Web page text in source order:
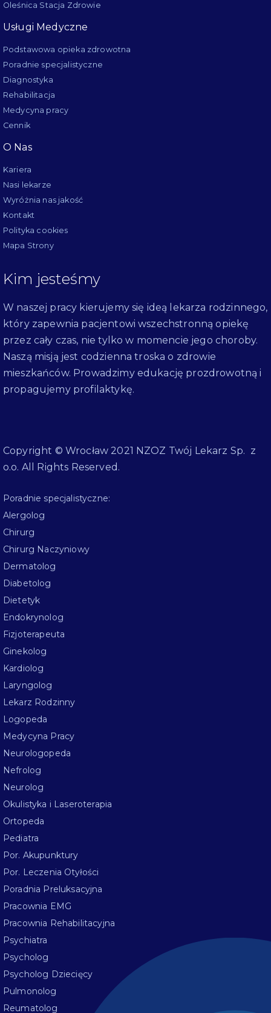
Oleśnica Stacja Zdrowie
Usługi Medyczne
Podstawowa opieka zdrowotna
Poradnie specjalistyczne
Diagnostyka
Rehabilitacja
Medycyna pracy
Cennik
O Nas
Kariera
Nasi lekarze
Wyróżnia nas jakość
Kontakt
Polityka cookies
Mapa Strony
Kim jesteśmy
W naszej pracy kierujemy się ideą lekarza rodzinnego,
który zapewnia pacjentowi wszechstronną opiekę
przez cały czas, nie tylko w momencie jego choroby.
Naszą misją jest codzienna troska o zdrowie
mieszkańców. Prowadzimy edukację prozdrowotną i
propagujemy profilaktykę.
Copyright © Wrocław 2021 NZOZ Twój Lekarz Sp. z
o.o. All Rights Reserved.
Poradnie specjalistyczne:
Alergolog
Chirurg
Chirurg Naczyniowy
Dermatolog
Diabetolog
Dietetyk
Endokrynolog
Fizjoterapeuta
Ginekolog
Kardiolog
Laryngolog
Lekarz Rodzinny
Logopeda
Medycyna Pracy
Neurologopeda
Nefrolog
Neurolog
Okulistyka i Laseroterapia
Ortopeda
Pediatra
Por. Akupunktury
Por. Leczenia Otyłości
Poradnia Preluksacyjna
Pracownia EMG
Pracownia Rehabilitacyjna
Psychiatra
Psycholog
Psycholog Dziecięcy
Pulmonolog
Reumatolog